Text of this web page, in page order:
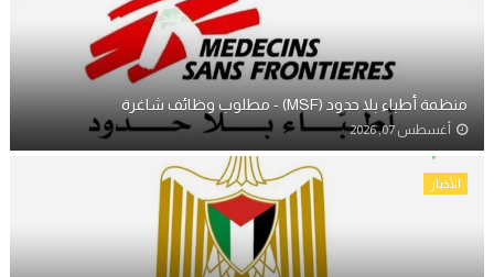
منظمة أطباء بلا حدود (MSF) - مطلوب وظائف شاغرة
أغسطس 07, 2026
الأخبار